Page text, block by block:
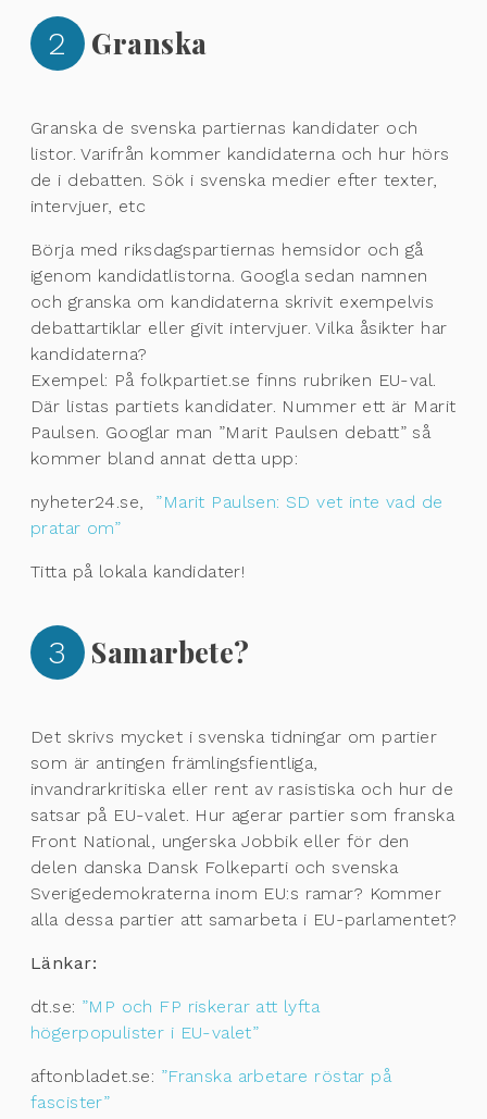
2 Granska
Granska de svenska partiernas kandidater och
listor. Varifrån kommer kandidaterna och hur hörs
de i debatten. Sök i svenska medier efter texter,
intervjuer, etc
Börja med riksdagspartiernas hemsidor och gå
igenom kandidatlistorna. Googla sedan namnen
och granska om kandidaterna skrivit exempelvis
debattartiklar eller givit intervjuer. Vilka åsikter har
kandidaterna?
Exempel: På folkpartiet.se finns rubriken EU-val.
Där listas partiets kandidater. Nummer ett är Marit
Paulsen. Googlar man ”Marit Paulsen debatt” så
kommer bland annat detta upp:
nyheter24.se, ”Marit Paulsen: SD vet inte vad de
pratar om”
Titta på lokala kandidater!
3 Samarbete?
Det skrivs mycket i svenska tidningar om partier
som är antingen främlingsfientliga,
invandrarkritiska eller rent av rasistiska och hur de
satsar på EU-valet. Hur agerar partier som franska
Front National, ungerska Jobbik eller för den
delen danska Dansk Folkeparti och svenska
Sverigedemokraterna inom EU:s ramar? Kommer
alla dessa partier att samarbeta i EU-parlamentet?
Länkar:
dt.se: ”MP och FP riskerar att lyfta
högerpopulister i EU-valet”
aftonbladet.se: ”Franska arbetare röstar på
fascister”